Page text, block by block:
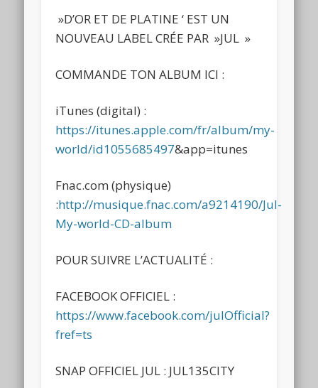
»D’OR ET DE PLATINE ‘ EST UN
NOUVEAU LABEL CRÉE PAR »JUL »
COMMANDE TON ALBUM ICI :
iTunes (digital) :
https://itunes.apple.com/fr/album/my-
world/id1055685497&app=itunes
Fnac.com (physique)
:http://musique.fnac.com/a9214190/Jul-
My-world-CD-album
POUR SUIVRE L’ACTUALITÉ :
FACEBOOK OFFICIEL :
https://www.facebook.com/julOfficial?
fref=ts
SNAP OFFICIEL JUL : JUL135CITY